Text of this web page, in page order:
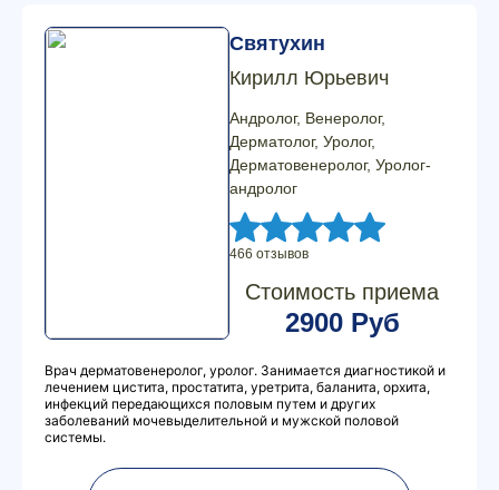
Святухин
Кирилл Юрьевич
Андролог, Венеролог,
Дерматолог, Уролог,
Дерматовенеролог, Уролог-
андролог
466 отзывов
Стоимость приема
2900 Руб
Врач дерматовенеролог, уролог. Занимается диагностикой и
лечением цистита, простатита, уретрита, баланита, орхита,
инфекций передающихся половым путем и других
заболеваний мочевыделительной и мужской половой
системы.